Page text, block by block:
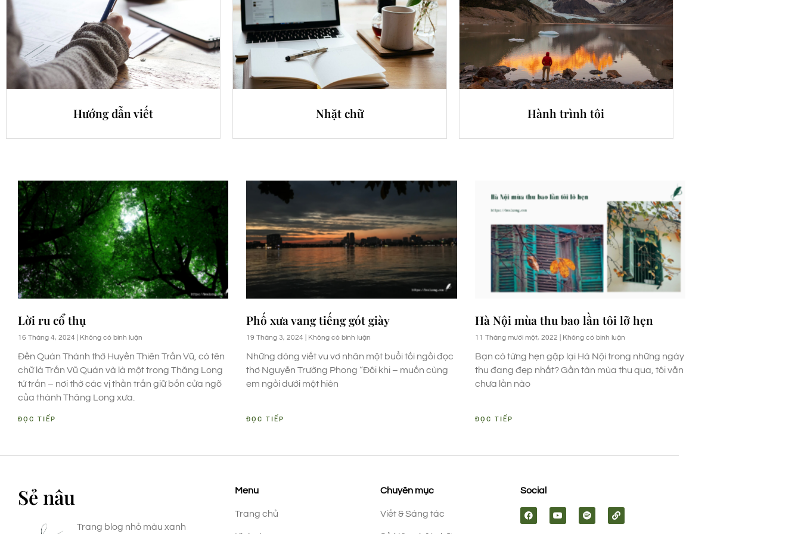
Hướng dẫn viết Nhặt chữ Hành trình tôi
Lời ru cổ thụ
16 Tháng 4, 2024 Không có bình luận
Đền Quán Thánh thờ Huyền Thiên Trấn Vũ, có tên
chữ là Trấn Vũ Quán và là một trong Thăng Long
tứ trấn – nơi thờ các vị thần trấn giữ bốn cửa ngõ
của thành Thăng Long xưa.
ĐỌC TIẾP
Phố xưa vang tiếng gót giày
19 Tháng 3, 2024 Không có bình luận
Những dòng viết vu vơ nhân một buổi tối ngồi đọc
thơ Nguyễn Trường Phong “Đôi khi – muốn cùng
em ngồi dưới một hiên
ĐỌC TIẾP
Hà Nội mùa thu bao lần tôi lỡ hẹn
11 Tháng mười một, 2022 Không có bình luận
Bạn có từng hẹn gặp lại Hà Nội trong những ngày
thu đang đẹp nhất? Gần tàn mùa thu qua, tôi vẫn
chưa lần nào
ĐỌC TIẾP
Sẻ nâu
Trang blog nhỏ màu xanh
Menu
Trang chủ
Chuyên mục
Viết & Sáng tác
Social